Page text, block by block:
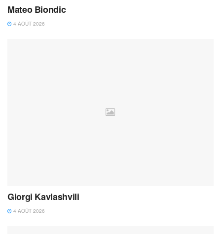
Mateo Biondic
4 AOÛT 2026
Giorgi Kavlashvili
4 AOÛT 2026